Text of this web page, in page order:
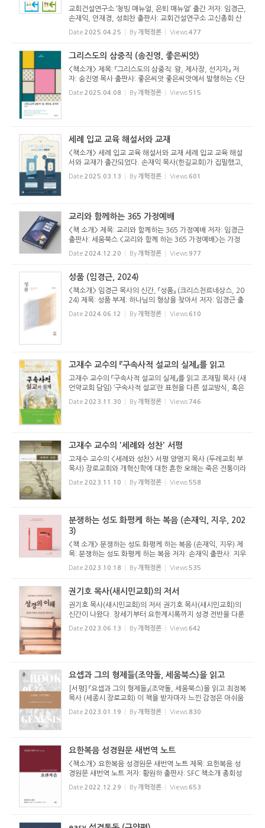
교회건설연구소 ‘청빙 매뉴얼, 은퇴 매뉴얼’ 출간 저자: 임경근,
손재익, 안재경, 성희찬 출판사: 교회건설연구소 고신총회 산
하 교회건설연구소(소장 안재경)가 『청빙 매뉴얼』과 『은퇴 매
뉴얼』을 출간했다. 이 두 책은 짝을 이룬다. 목사는 ...
Date 2025.04.25 By 개혁정론 Views477
그리스도의 삼중직 (송진영, 좋은씨앗)
<책소개> 제목: 『그리스도의 삼중직: 왕, 제사장, 선지자』 저
자: 송진영 목사 출판사: 좋은씨앗 좋은씨앗에서 발행하는 <단
단한 기독교>시리즈 21번째 책으로 송진영 목사의 책이 나왔
다. 제목은 그리스도의 삼중직. 예수님께서 왕, 제사장, 선지
Date 2025.04.08 By 개혁정론 Views 515
세례 입교 교육 해설서와 교재
<책소개> 세례 입교 교육 해설서와 교재 세례 입교 교육 해설
서와 교재가 출간되었다. 손재익 목사(한길교회)가 집필했고,
생명의 양식에서 발행했다. 세례는 예수님께서 친히 제정하신
성례로서, 교회의 문과 같고, 그리스도인이 되는 표시다. 그렇
Date 2025.03.13 By 개혁정론 Views 601
교리와 함께하는 365 가정예배
<책 소개> 제목: 교리와 함께하는 365 가정예배 저자: 임경근
출판사: 세움북스 <교리와 함께 하는 365 가정예배>는 가정
예배를 위한 교리교육서입니다. 2014년 1쇄 이후 1년 만에 4
쇄를 찍고 개정판을 내었습니다. 그후 개정판 5쇄를 찍었습니
Date 2024.12.20 By 개혁정론 Views 977
성품 (임경근, 2024)
<책소개> 임경근 목사의 신간, 『성품』 (크리스천르네상스, 20
24) 제목: 성품 부제: 하나님의 형상을 찾아서 저자: 임경근 출
판사: 크리스천르네상스 책 소개 그리스도인의 궁극적인 목적
은 그리스도를 닮는 것이다. 그분의 성품을 본받는 것이다. 구
Date 2024.06.12 By 개혁정론 Views 610
고재수 교수의 『구속사적 설교의 실제』를 읽고
고재수 교수의 『구속사적 설교의 실제』를 읽고 조재필 목사 (새
언약교회 담임) ‘구속사적 설교’란 표현을 다른 설교방식, 혹은
성경해석에 대별되는 또 다른 유(類)의 설교 방법으로 쉽게 단
정해버릴 수 있다. 예를 들어 대지 설교, 주제 설교,...
Date 2023.11.30 By 개혁정론 Views 746
고재수 교수의 '세례와 성찬' 서평
고재수 교수의 <세례와 성찬> 서평 양명지 목사 (두레교회 부
목사) 장로교회와 개혁신학에 대한 흔한 오해는 죽은 전통이라
는 편견입니다. 장로교회가 사장된 전통을 고지식하게 답습하
고 있는 사람으로 비칠 때가 많습니다. 이에 더하여 가슴은 냉
Date 2023.11.10 By 개혁정론 Views 558
분쟁하는 성도 화평케 하는 복음 (손재익, 지우, 202
3)
<책 소개> 분쟁하는 성도 화평케 하는 복음 (손재익, 지우) 제
목: 분쟁하는 성도 화평케 하는 복음 저자: 손재익 출판사: 지우
책에 대한 간략한 소개 2015년 9월 예장 고신과 예장 고려는
역사적인 교단 통합을 했다. ‘신자 간의 다툼이 있을 때 세상
Date 2023.10.18 By 개혁정론 Views 535
권기호 목사(새시민교회)의 저서
권기호 목사(새시민교회)의 저서 권기호 목사(새시민교회)의
신간이 나왔다. 창세기부터 요한계시록까지 성경 전반을 다룬
책이다. 이 책을 기본으로 앞으로 계속해서 책이 나올 예정이
다. 다음 책은 성경의 서막, 창세기 1-4장의 창조와 타락이다.
Date 2023.06.13 By 개혁정론 Views 642
요셉과 그의 형제들(조약돌, 세움북스)을 읽고
[서평] 『요셉과 그의 형제들』(조약돌, 세움북스)을 읽고 최정복
목사 (세종시 장로교회) 이 책을 받자마자 느낀 감정은 아쉬움
이었습니다. 필자가 이 책을 배송받은 날은 창세기 50장을 설
교하기 위하여 연구하던 날이었습니다. 필자는 창세기 37장부
Date 2023.01.19 By 개혁정론 Views 830
요한복음 성경원문 새번역 노트
<책소개> 요한복음 성경원문 새번역 노트 제목: 요한복음 성
경원문 새번역 노트 저자: 황원하 출판사: SFC 책소개 총회성
경연구소(KBI)는 고신 총회 산하 목회자들의 성경연구를 돕기
위해 다양한 활동을 하고 있다. 그 중에 하나로 성경원문을 번
Date 2022.12.29 By 개혁정론 Views 653